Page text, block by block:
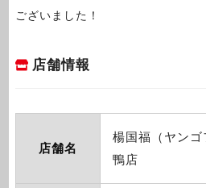
ございました！
店舗情報
店舗名
楊国福（ヤン
鴨店